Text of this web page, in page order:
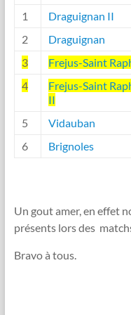
1
Draguignan II
2
Draguignan
3
Frejus-Saint
4
Frejus-Saint
II
5 Vidauban
6
Brignoles
Un gout amer, en effet
présents lors des
Bravo à tous.